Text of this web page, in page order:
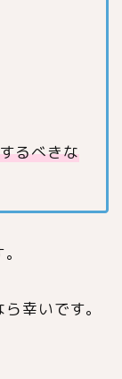
るべきな
幸いです。